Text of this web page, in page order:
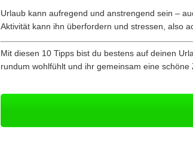
Urlaub kann aufregend und anstrengend sein –
Aktivität kann ihn überfordern und stressen, also
Mit diesen 10 Tipps bist du bestens auf deinen
rundum wohlfühlt und ihr gemeinsam eine schöne